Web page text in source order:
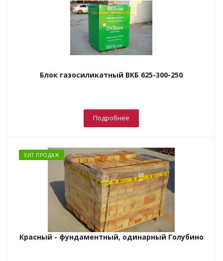
Блок газосиликатный ВКБ 625-300-250
Подробнее
ХИТ ПРОДАЖ
Красный - фундаментный, одинарный Голубино